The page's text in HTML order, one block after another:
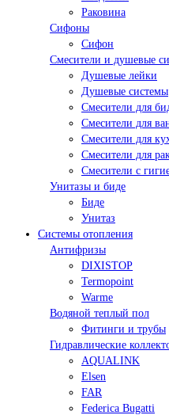
Раковина
Сифоны
Сифон
Смесители и душевые
Душевые лейки
Душевые системы
Смесители для
Смесители для
Смесители для
Смесители для
Смесители с
Унитазы и биде
Биде
Унитаз
Системы отопления
Антифризы
DIXISTOP
Termopoint
Warme
Водяной теплый пол
Фитинги и трубы
Гидравлические
AQUALINK
Elsen
FAR
Federica Bugatti